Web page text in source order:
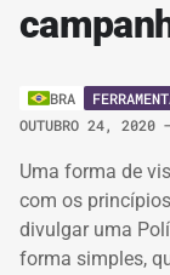
BRA
OUTUBRO 24, 2020
Uma forma de
com os
divulgar uma
forma simples,